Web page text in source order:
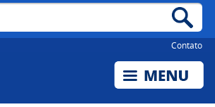
Contato